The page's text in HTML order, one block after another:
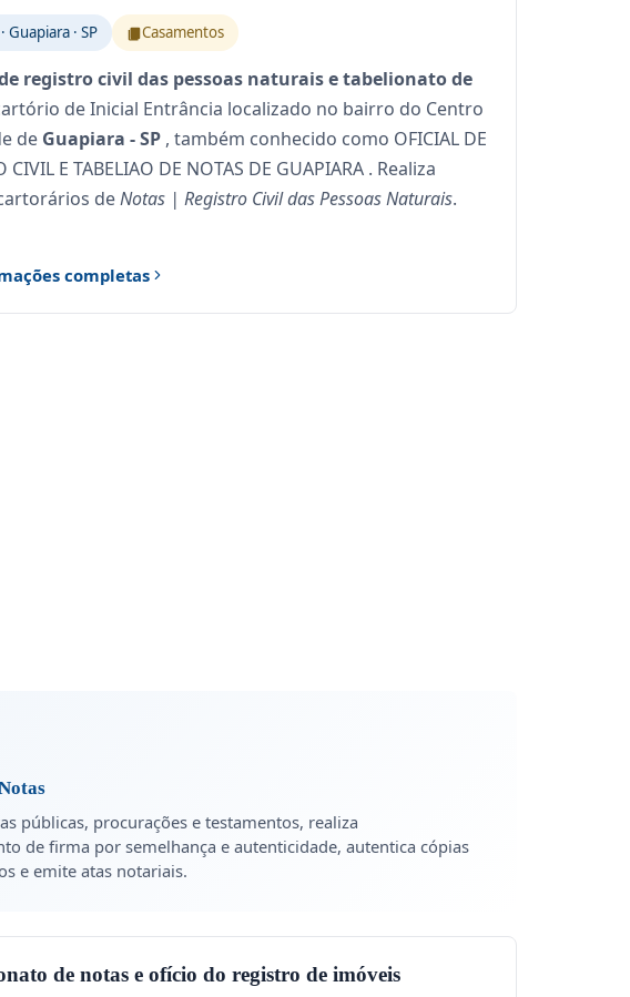
Guapiara · SP Casamentos
registro civil das pessoas naturais e tabelionato de
de Inicial Entrância localizado no bairro do Centro
de Guapiara - SP , também conhecido como OFICIAL DE
CIVIL E TABELIAO DE NOTAS DE GUAPIARA . Realiza
deNotas | Registro Civil das Pessoas Naturais.
completas
públicas, procurações e testamentos, realiza
de firma por semelhança e autenticidade, autentica cópias
e emite atas notariais.
de notas e ofício do registro de imóveis